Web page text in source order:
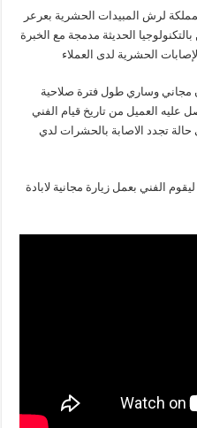
لرش المبيدات الحشرية بعرعر
الحديثة مدمجة مع الخبرة
الحشرية لدى العملاء
وساري طول فترة صلاحية
العميل من تاريخ قيام الفني
تجدد الاصابة بالحشرات لدي
الفني بعمل زيارة مجانية لابادة